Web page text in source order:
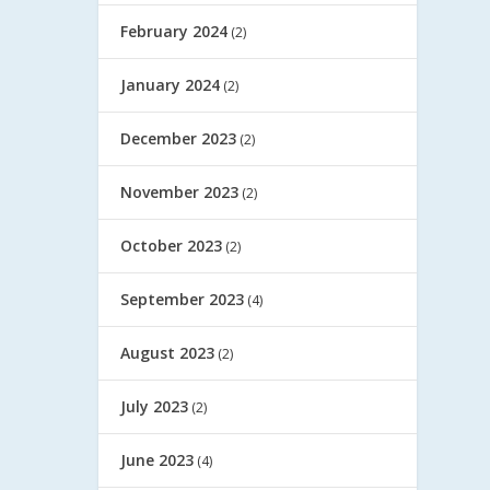
February 2024 (2)
January 2024 (2)
December 2023 (2)
November 2023 (2)
October 2023 (2)
September 2023 (4)
August 2023 (2)
July 2023 (2)
June 2023 (4)